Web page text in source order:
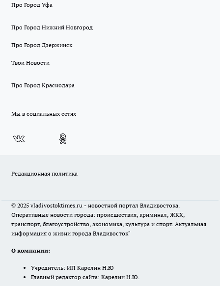
Про Город Уфа
Про Город Нижний Новгород
Про Город Дзержинск
Твои Новости
Про Город Краснодара
Мы в социальных сетях
Редакционная политика
© 2025 vladivostoktimes.ru - новостной портал Владивостока.
Оперативные новости города: происшествия, криминал, ЖКХ,
транспорт, благоустройство, экономика, культура и спорт. Актуальная
информация о жизни города Владивосток"
О компании:
Учредитель: ИП Карелин Н.Ю
Главный редактор сайта: Карелин Н.Ю.